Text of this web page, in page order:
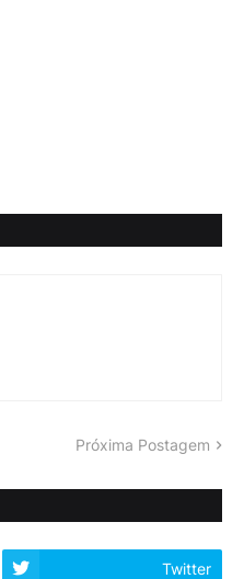
Próxima Postagem
Twitter